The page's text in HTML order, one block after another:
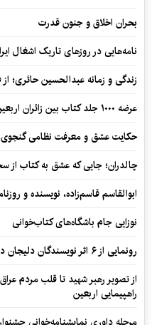
بحران اخلاق و جنون قدرت
نامه‌هایی در روزهای تاریک اشغال
زندگی و زمانه عبدالحسین حائری؛
عرضه ۱۰۰۰ جلد کتاب بین زائران اربعین در مرزهای کرمانشاه
حکایت عشق و معرفت نظامی گنجوی،
چالدران؛ جایی که عشق به کتاب از
ابوالقاسم قاسم‌زاده، نویسنده و
نوزایی جام باشگاه‌های کتاب‌خوانی
رونمایی از ۶ اثر نویسندگان دلیجان در آیین «سر این قلم سلامت»
از تصویر رهبر شهید تا قلب مردم
راهپیمایی اربعین
مرحله داوری نمایشنامه‌خوانی